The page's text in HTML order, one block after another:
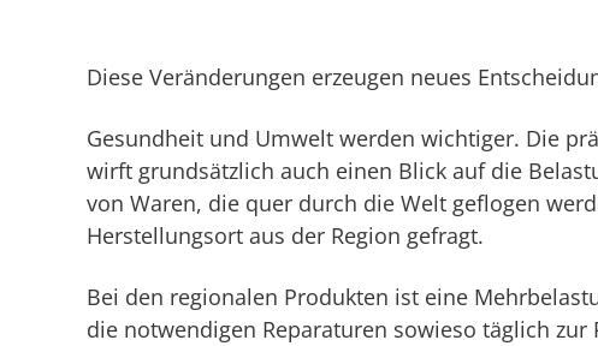
Diese Veränderungen erzeugen neues
Gesundheit und Umwelt werden wichtiger. Die
wirft grundsätzlich auch einen Blick auf die
von Waren, die quer durch die Welt geflogen
Herstellungsort aus der Region gefragt.
Bei den regionalen Produkten ist eine
die notwendigen Reparaturen sowieso täglich